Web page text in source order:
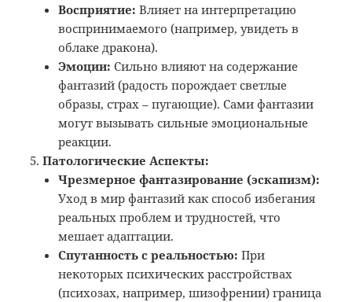
Восприятие: Влияет на интерпретацию
воспринимаемого (например, увидеть в
облаке дракона).
Эмоции: Сильно влияют на содержание
фантазий (радость порождает светлые
образы, страх – пугающие). Сами фантазии
могут вызывать сильные эмоциональные
реакции.
Патологические Аспекты:
Чрезмерное фантазирование (эскапизм):
Уход в мир фантазий как способ избегания
реальных проблем и трудностей, что
мешает адаптации.
Спутанность с реальностью: При
некоторых психических расстройствах
(психозах, например, шизофрении) граница